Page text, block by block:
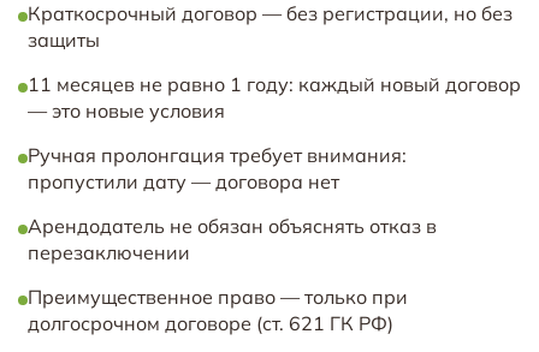
Краткосрочный договор — без регистрации, но без
защиты
11 месяцев не равно 1 году: каждый новый договор
— это новые условия
Ручная пролонгация требует внимания:
пропустили дату — договора нет
Арендодатель не обязан объяснять отказ в
перезаключении
Преимущественное право — только при
долгосрочном договоре (ст. 621 ГК РФ)